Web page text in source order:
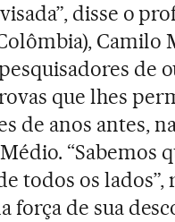
disse o
Camilo
de
que lhes
de anos antes,
“Sabemos
todos os
força de sua